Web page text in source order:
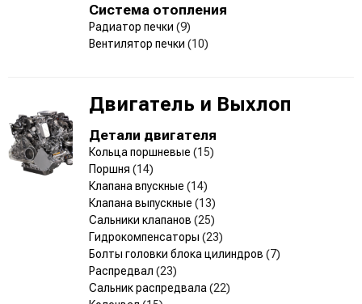
Система отопления
Радиатор печки (9)
Вентилятор печки (10)
Двигатель и Выхлоп
Детали двигателя
Кольца поршневые (15)
Поршня (14)
Клапана впускные (14)
Клапана выпускные (13)
Сальники клапанов (25)
Гидрокомпенсаторы (23)
Болты головки блока цилиндров (7)
Распредвал (23)
Сальник распредвала (22)